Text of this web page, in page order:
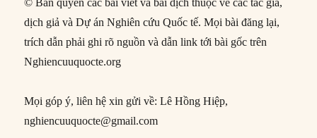
© Bản quyền các bài viết và bài dịch thuộc về các tác giả,
dịch giả và Dự án Nghiên cứu Quốc tế. Mọi bài đăng lại,
trích dẫn phải ghi rõ nguồn và dẫn link tới bài gốc trên
Nghiencuuquocte.org
Mọi góp ý, liên hệ xin gửi về: Lê Hồng Hiệp,
nghiencuuquocte@gmail.com